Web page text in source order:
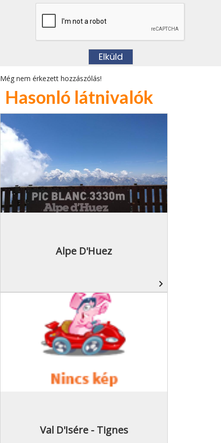
Még nem érkezett hozzászólás!
Hasonló látnivalók
Alpe D'Huez
navigate_next
Val D'Isére - Tignes